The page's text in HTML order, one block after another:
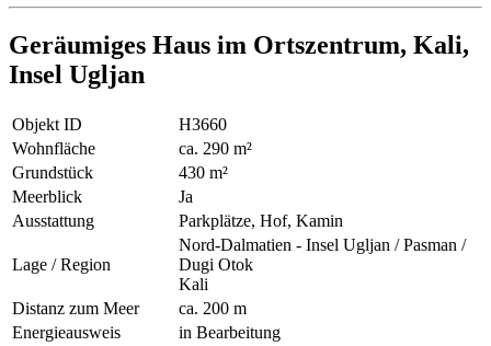
Geräumiges Haus im Ortszentrum, Kali,
Insel Ugljan
Objekt ID
H3660
Wohnfläche
ca. 290 m²
Grundstück
430 m²
Meerblick
Ja
Ausstattung
Parkplätze, Hof, Kamin
Lage / Region
Nord-Dalmatien - Insel Ugljan / Pasman /
Dugi Otok
Kali
Distanz zum Meer
ca. 200 m
Energieausweis
in Bearbeitung